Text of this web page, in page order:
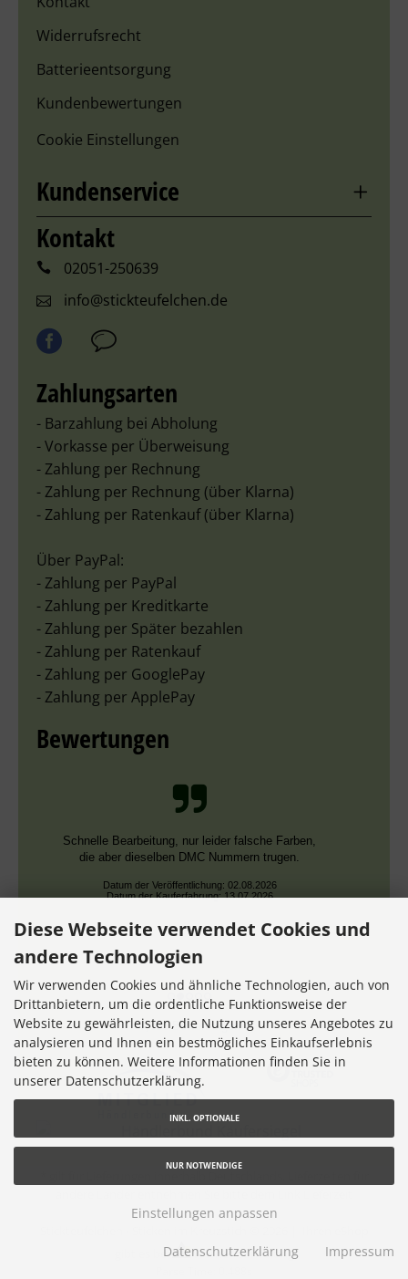
Widerrufsrecht
Batterieentsorgung
Kundenbewertungen
Cookie Einstellungen
Kundenservice
Kontakt
02051-250639
info@stickteufelchen.de
Zahlungsarten
- Barzahlung bei Abholung
- Vorkasse per Überweisung
- Zahlung per Rechnung
- Zahlung per Rechnung (über Klarna)
- Zahlung per Ratenkauf (über Klarna)
Über PayPal:
- Zahlung per PayPal
- Zahlung per Kreditkarte
- Zahlung per Später bezahlen
- Zahlung per Ratenkauf
- Zahlung per GooglePay
- Zahlung per ApplePay
Bewertungen
Schnelle Bearbeitung, nur leider falsche Farben,
die aber dieselben DMC Nummern trugen.
Datum der Veröffentlichung: 02.08.2026
Datum der Kauferfahrung: 13.07.2026
7,355 Bewertungen
gibt es bei
Werner Consulting
Diese Webseite verwendet Cookies und
andere Technologien
Wir verwenden Cookies und ähnliche Technologien, auch von
Drittanbietern, um die ordentliche Funktionsweise der
Website zu gewährleisten, die Nutzung unseres Angebotes zu
analysieren und Ihnen ein bestmögliches Einkaufserlebnis
bieten zu können. Weitere Informationen finden Sie in
unserer Datenschutzerklärung.
INKL. OPTIONALE
NUR NOTWENDIGE
Einstellungen anpassen
Datenschutzerklärung Impressum